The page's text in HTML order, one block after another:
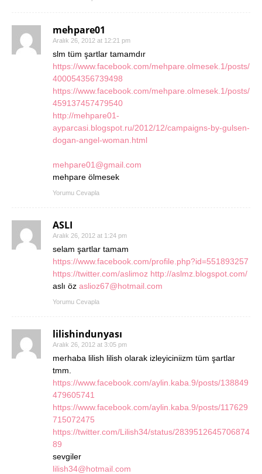
mehpare01
Aralık 26, 2012 at 12:21 pm
slm tüm şartlar tamamdır
https://www.facebook.com/mehpare.olmesek.1/posts/
400054356739498
https://www.facebook.com/mehpare.olmesek.1/posts/
459137457479540
http://mehpare01-
ayparcasi.blogspot.ru/2012/12/campaigns-by-gulsen-
dogan-angel-woman.html
mehpare01@gmail.com
mehpare ölmesek
Yorumu Cevapla
ASLI
Aralık 26, 2012 at 1:24 pm
selam şartlar tamam
https://www.facebook.com/profile.php?id=551893257
https://twitter.com/aslimoz http://aslmz.blogspot.com/
aslı öz aslioz67@hotmail.com
Yorumu Cevapla
lilishindunyası
Aralık 26, 2012 at 3:05 pm
merhaba lilish lilish olarak izleyiciniizm tüm şartlar
tmm.
https://www.facebook.com/aylin.kaba.9/posts/138849
479605741
https://www.facebook.com/aylin.kaba.9/posts/117629
715072475
https://twitter.com/Lilish34/status/2839512645706874
89
sevgiler
lilish34@hotmail.com